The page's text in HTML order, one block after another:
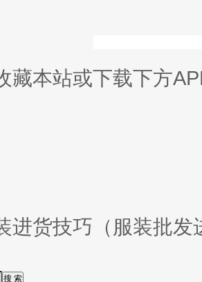
藏本站或下载下方
进货技巧（服装批发